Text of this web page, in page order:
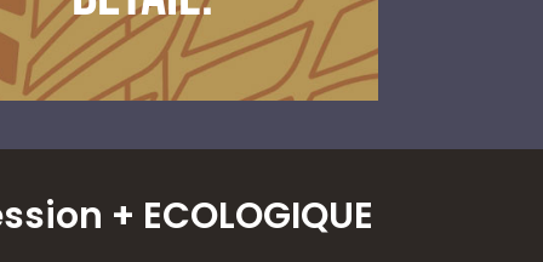
+ ECOLOGIQUE